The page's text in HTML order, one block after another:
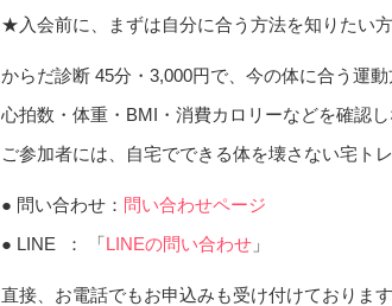
★入会前に、まずは自分に合う方法を知りたい
からだ診断 45分・3,000円で、今の体に合う運動
心拍数・体重・BMI・消費カロリーなどを確認
ご参加者には、自宅でできる体を壊さない宅ト
● 問い合わせ： 問い合わせページ
● LINE ： 「LINEの問い合わせ 」
直接、お電話でもお申込みも受け付けております